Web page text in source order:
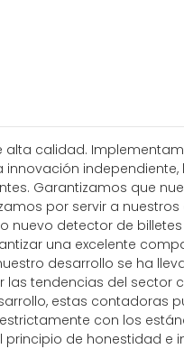
calidad.
Garantizamos que
por servir a
detector de
una excelente
desarrollo se ha
tendencias del sector
estas contadoras
con los
de honestidad e